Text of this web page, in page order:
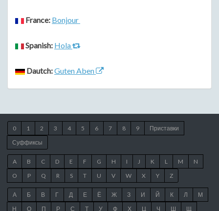
France: Bonjour
Spanish: Hola
Dautch:Guten Aben
0 1 2 3 4 5 6 7 8 9
Приставки
Суффиксы
A B C D E F G H I J K L M
N
O
P Q R S T U V W X Y Z
А Б В Г Д Е Ё Ж З И Й К Л
М
Н
О П Р С Т У Ф Х Ц Ч Ш Щ